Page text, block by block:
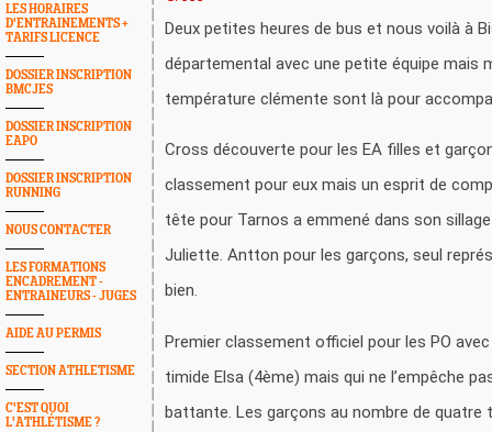
LES HORAIRES
D'ENTRAINEMENTS +
TARIFS LICENCE
DOSSIER INSCRIPTION
BMCJES
DOSSIER INSCRIPTION
EAPO
DOSSIER INSCRIPTION
RUNNING
NOUS CONTACTER
LES FORMATIONS
ENCADREMENT -
ENTRAINEURS - JUGES
AIDE AU PERMIS
SECTION ATHLETISME
C'EST QUOI
L'ATHLÉTISME ?
Deux petites heures de bus et nous voilà à
départemental avec une petite équipe mais
température clémente sont là pour
Cross découverte pour les EA filles et
classement pour eux mais un esprit de
tête pour Tarnos a emmené dans son
Juliette. Antton pour les garçons, seul
bien.
Premier classement officiel pour les PO
timide Elsa (4ème) mais qui ne l’empêche
battante. Les garçons au nombre de quatre